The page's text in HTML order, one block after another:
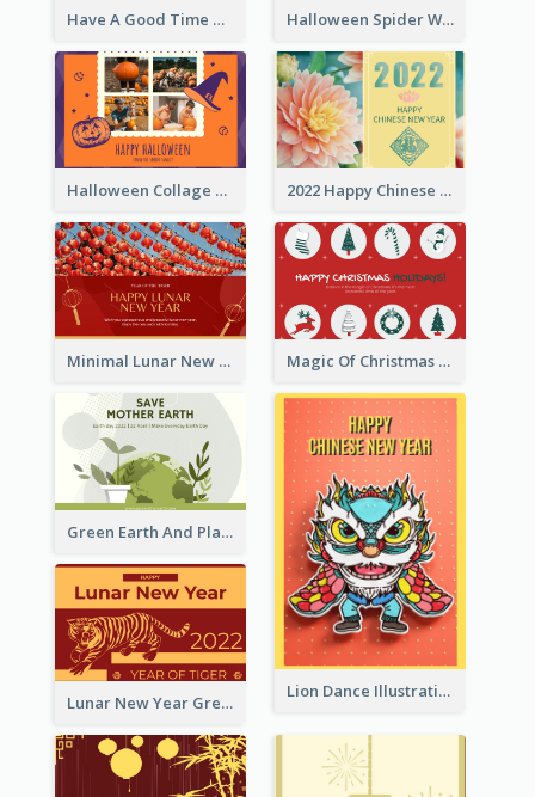
Have A Good Time This Halloween Greeting Card Halloween Spider Web Greeting Card
Halloween Collage Greeting Card 2022 Happy Chinese New Year Flower Photo Greeting Card
Minimal Lunar New Year Celebration Greeting Card Magic Of Christmas Holidays Greeting Card
Green Earth And Plants Illustrations Greeting Card
Lion Dance Illustration Photo Greeting Card
Lunar New Year Greeting Card With Tiger Illustration